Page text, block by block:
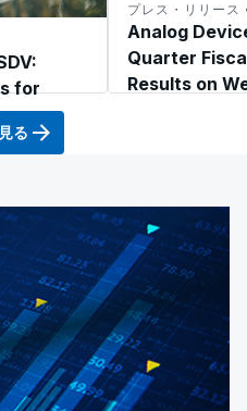
for
Analog
Quarter
Results on
プレス・リリー
る